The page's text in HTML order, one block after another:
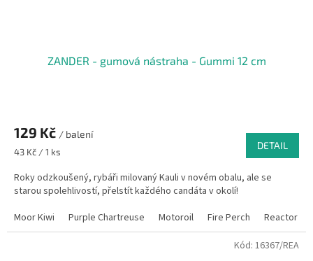
ZANDER - gumová nástraha - Gummi 12 cm
129 Kč / balení
Měrná
43 Kč / 1 ks
DETAIL
Roky odzkoušený, rybáři milovaný Kauli v novém obalu, ale se
starou spolehlivostí, přelstít každého candáta v okolí!
Moor Kiwi
Purple Chartreuse Motoroil Fire Perch Reactor
Kód: 16367/REA